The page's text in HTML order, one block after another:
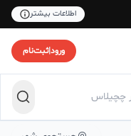
اطلاعات بیشتر
ورود|ثبت‌نام